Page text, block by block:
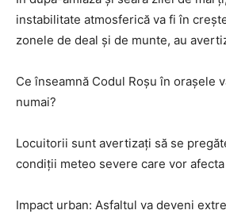
instabilitate atmosferică va fi în
zonele de deal și de munte, au
Ce înseamnă Codul Roșu în orașele
numai?
Locuitorii sunt avertizați să se
condiții meteo severe care vor
Impact urban: Asfaltul va deveni